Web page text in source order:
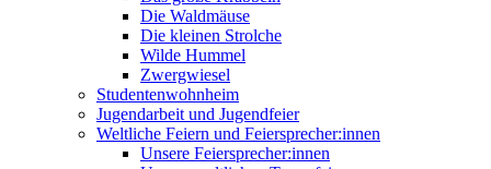
Die Waldmäuse
Die kleinen Strolche
Wilde Hummel
Zwergwiesel
Studentenwohnheim
Jugendarbeit und Jugendfeier
Weltliche Feiern und Feiersprecher:innen
Unsere Feiersprecher:innen